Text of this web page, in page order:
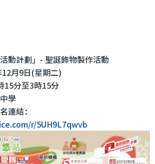
動計劃」- 聖誕飾物製作活動
月9日(星期二)
15分至3時15分
學
連結：
r/5UH9L7qwvb